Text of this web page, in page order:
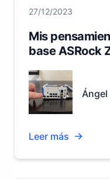
27/12/2023
Mis
base ASRock
Leer más